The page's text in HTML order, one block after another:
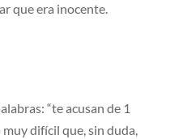
que era inocente.
“te acusan de 1
difícil que, sin duda,